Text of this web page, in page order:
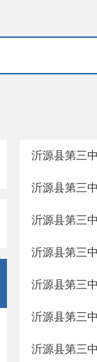
沂源县第三
沂源县第三
沂源县第三
沂源县第三
沂源县第三
沂源县第三
沂源县第三